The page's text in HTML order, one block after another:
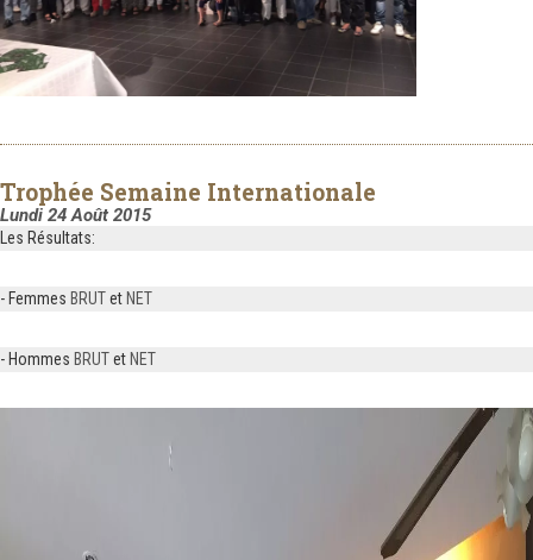
Trophée Semaine Internationale
Lundi 24 Août 2015
Les Résultats:
- Femmes BRUTetNET
- Hommes BRUTetNET